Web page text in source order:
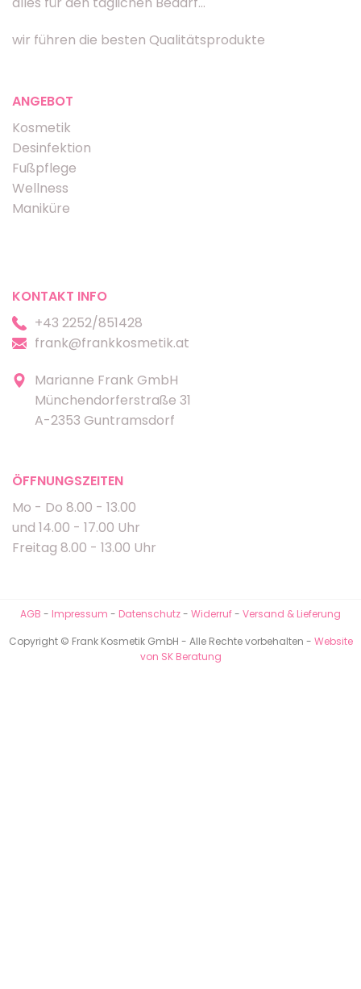
wir führen die besten Qualitätsprodukte
ANGEBOT
Kosmetik
Desinfektion
Fußpflege
Wellness
Maniküre
KONTAKT INFO
+43 2252/851428
frank@frankkosmetik.at
Marianne Frank GmbH
Münchendorferstraße 31
A-2353 Guntramsdorf
ÖFFNUNGSZEITEN
Mo - Do 8.00 - 13.00
und 14.00 - 17.00 Uhr
Freitag 8.00 - 13.00 Uhr
AGB - Impressum - Datenschutz- Widerruf- Versand & Lieferung
Copyright © Frank Kosmetik GmbH - Alle Rechte vorbehalten - Website
von SK Beratung